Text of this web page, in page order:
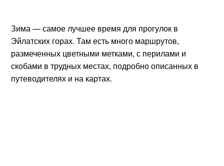
Зима — самое лучшее время для прогулок в
Эйлатских горах. Там есть много маршрутов,
размеченных цветными метками, с перилами и
скобами в трудных местах, подробно описанных в
путеводителях и на картах.